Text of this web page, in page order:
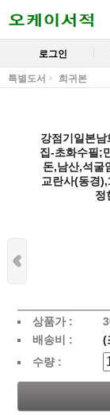
로그인
특별도서 희귀본
강점기일본
집-초화수필;
돈,남산,석굴
교란사(동경
정
상품가 :
배송비 :
(
수량 :